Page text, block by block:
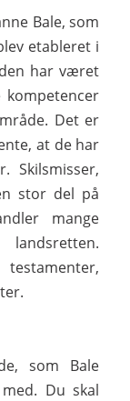
Bale, som
etableret i
har været
Det er
at de har
Skilsmisser,
stor del på
mange
som Bale
Du skal